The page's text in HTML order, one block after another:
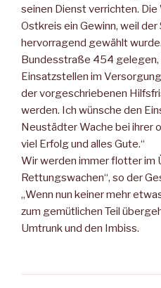
seinen Dienst verrichten.
Ostkreis ein Gewinn, weil
hervorragend gewählt
Bundesstraße 454 gelegen,
Einsatzstellen im
der vorgeschriebenen
werden. Ich wünsche den
Neustädter Wache bei ihrer
viel Erfolg und alles Gute.“
Wir werden immer flotter im
Rettungswachen“, so der
„Wenn nun keiner mehr
zum gemütlichen Teil
Umtrunk und den Imbiss.